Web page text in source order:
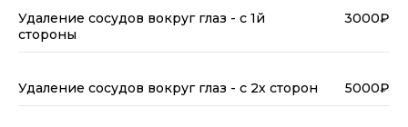
Удаление сосудов вокруг глаз - с 1й
стороны
3000₽
Удаление сосудов вокруг глаз - с 2х сторон 5000₽